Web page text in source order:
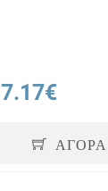
Πόντοι
7.17€
ΑΓΟΡΑ